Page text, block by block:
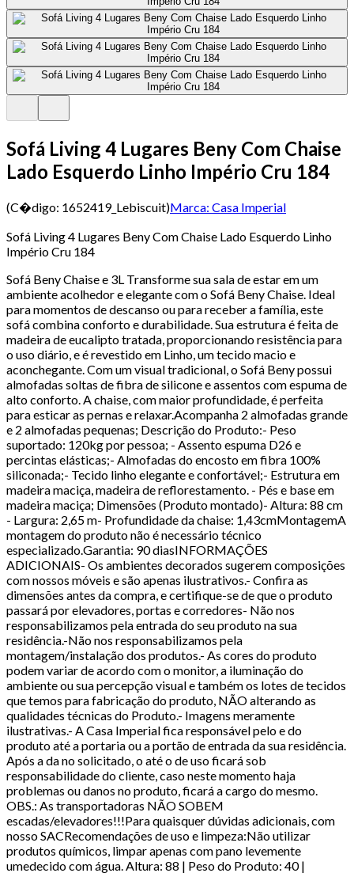
Sofá Living 4 Lugares Beny Com Chaise
Lado Esquerdo Linho Império Cru 184
(C�digo: 1652419_Lebiscuit)Marca: Casa Imperial
Sofá Living 4 Lugares Beny Com Chaise Lado Esquerdo Linho
Império Cru 184
Sofá Beny Chaise e 3L Transforme sua sala de estar em um
ambiente acolhedor e elegante com o Sofá Beny Chaise. Ideal
para momentos de descanso ou para receber a família, este
sofá combina conforto e durabilidade. Sua estrutura é feita de
madeira de eucalipto tratada, proporcionando resistência para
o uso diário, e é revestido em Linho, um tecido macio e
aconchegante. Com um visual tradicional, o Sofá Beny possui
almofadas soltas de fibra de silicone e assentos com espuma de
alto conforto. A chaise, com maior profundidade, é perfeita
para esticar as pernas e relaxar.Acompanha 2 almofadas grande
e 2 almofadas pequenas; Descrição do Produto:- Peso
suportado: 120kg por pessoa; - Assento espuma D26 e
percintas elásticas;- Almofadas do encosto em fibra 100%
siliconada;- Tecido linho elegante e confortável;- Estrutura em
madeira maciça, madeira de reflorestamento. - Pés e base em
madeira maciça; Dimensões (Produto montado)- Altura: 88 cm
- Largura: 2,65 m- Profundidade da chaise: 1,43cmMontagemA
montagem do produto não é necessário técnico
especializado.Garantia: 90 diasINFORMAÇÕES
ADICIONAIS- Os ambientes decorados sugerem composições
com nossos móveis e são apenas ilustrativos.- Confira as
dimensões antes da compra, e certifique-se de que o produto
passará por elevadores, portas e corredores- Não nos
responsabilizamos pela entrada do seu produto na sua
residência.-Não nos responsabilizamos pela
montagem/instalação dos produtos.- As cores do produto
podem variar de acordo com o monitor, a iluminação do
ambiente ou sua percepção visual e também os lotes de tecidos
que temos para fabricação do produto, NÃO alterando as
qualidades técnicas do Produto.- Imagens meramente
ilustrativas.- A Casa Imperial fica responsável pelo e do
produto até a portaria ou a portão de entrada da sua residência.
Após a da no solicitado, o até o de uso ficará sob
responsabilidade do cliente, caso neste momento haja
problemas ou danos no produto, ficará a cargo do mesmo.
OBS.: As transportadoras NÃO SOBEM
escadas/elevadores!!!Para quaisquer dúvidas adicionais, com
nosso SACRecomendações de uso e limpeza:Não utilizar
produtos químicos, limpar apenas com pano levemente
umedecido com água. Altura: 88 | Peso do Produto: 40 |